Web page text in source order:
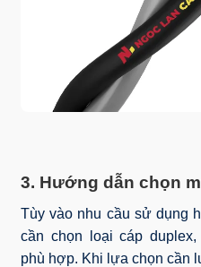
3. Hướng dẫn chọn
Tùy vào nhu cầu sử dụng
cần chọn loại cáp
phù hợp. Khi lựa chọn cần